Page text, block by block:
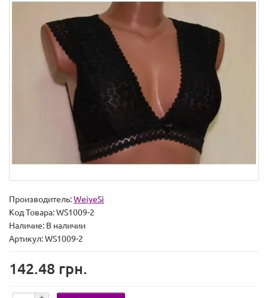
Производитель:WeiyeSi
Код Товара:WS1009-2
Наличие: В наличии
Артикул: WS1009-2
142.48 грн.